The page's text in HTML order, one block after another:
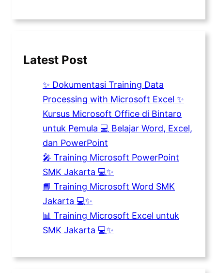
Latest Post
✨ Dokumentasi Training Data
Processing with Microsoft Excel ✨
Kursus Microsoft Office di Bintaro
untuk Pemula 💻 Belajar Word, Excel,
dan PowerPoint
🎤 Training Microsoft PowerPoint
SMK Jakarta 💻✨
📘 Training Microsoft Word SMK
Jakarta 💻✨
📊 Training Microsoft Excel untuk
SMK Jakarta 💻✨